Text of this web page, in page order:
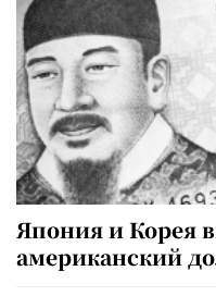
Япония и Корея
американский